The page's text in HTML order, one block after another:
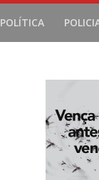
POLÍTICA